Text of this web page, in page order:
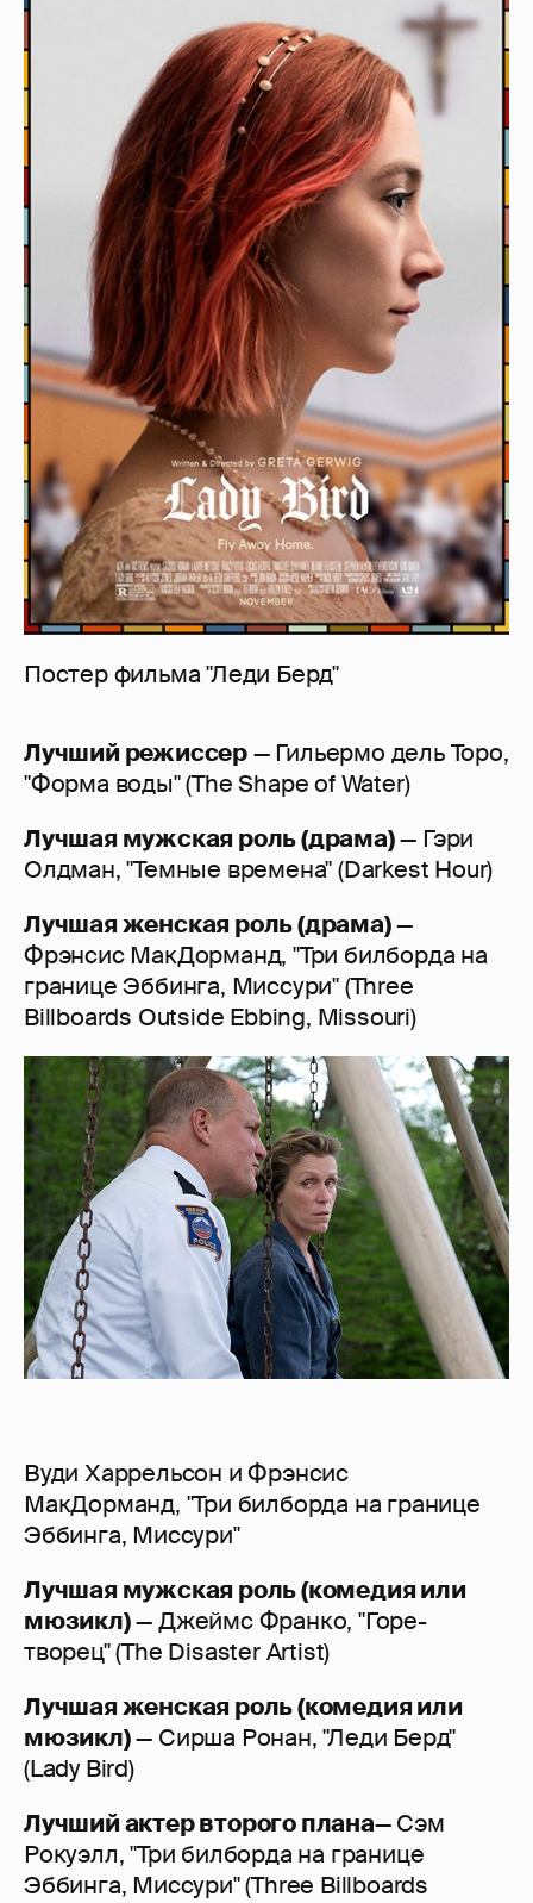
Постер фильма "Леди Берд"
Лучший режиссер— Гильермо дель Торо,
"Форма воды" (The Shape of Water)
Лучшая мужская роль (драма)— Гэри
Олдман, "Темные времена" (Darkest Hour)
Лучшая женская роль (драма)—
Фрэнсис МакДорманд, "Три билборда на
границе Эббинга, Миссури" (Three
Billboards Outside Ebbing, Missouri)
Вуди Харрельсон и Фрэнсис
МакДорманд, "Три билборда на границе
Эббинга, Миссури"
Лучшая мужская роль (комедия или
мюзикл)— Джеймс Франко, "Горе-
творец" (The Disaster Artist)
Лучшая женская роль (комедия или
мюзикл)— Сирша Ронан, "Леди Берд"
(Lady Bird)
Лучший актер второго плана— Сэм
Рокуэлл, "Три билборда на границе
Эббинга, Миссури" (Three Billboards